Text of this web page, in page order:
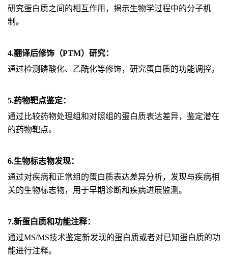
研究蛋白质之间的相互作用，揭示生物学过程中的分子机
制。
4.翻译后修饰（PTM）研究：
通过检测磷酸化、乙酰化等修饰，研究蛋白质的功能调控。
5.药物靶点鉴定：
通过比较药物处理组和对照组的蛋白质表达差异，鉴定潜在
的药物靶点。
6.生物标志物发现：
通过对疾病和正常组的蛋白质表达差异分析，发现与疾病相
关的生物标志物，用于早期诊断和疾病进展监测。
7.新蛋白质和功能注释：
通过MS/MS技术鉴定新发现的蛋白质或者对已知蛋白质的功
能进行注释。